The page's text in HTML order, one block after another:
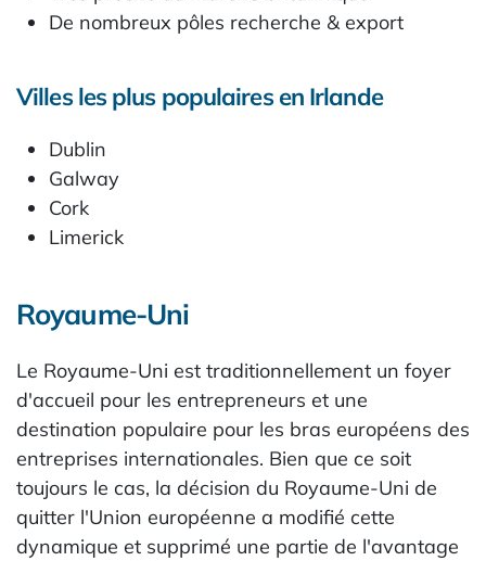
De nombreux pôles recherche & export
Villes les plus populaires en Irlande
Dublin
Galway
Cork
Limerick
Royaume-Uni
Le Royaume-Uni est traditionnellement un foyer
d'accueil pour les entrepreneurs et une
destination populaire pour les bras européens des
entreprises internationales. Bien que ce soit
toujours le cas, la décision du Royaume-Uni de
quitter l'Union européenne a modifié cette
dynamique et supprimé une partie de l'avantage